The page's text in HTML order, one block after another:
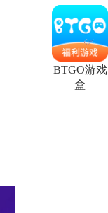
BTGO游戏
盒